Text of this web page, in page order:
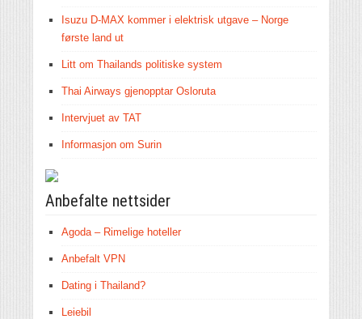
Isuzu D-MAX kommer i elektrisk utgave – Norge
første land ut
Litt om Thailands politiske system
Thai Airways gjenopptar Osloruta
Intervjuet av TAT
Informasjon om Surin
Anbefalte nettsider
Agoda – Rimelige hoteller
Anbefalt VPN
Dating i Thailand?
Leiebil